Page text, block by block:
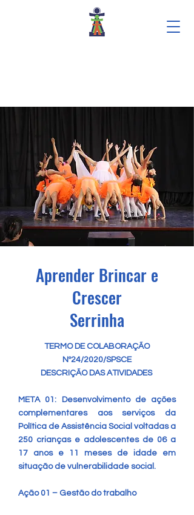
Aprender Brincar e
Crescer
Serrinha
TERMO DE COLABORAÇÃO
Nº24/2020/SPSCE
DESCRIÇÃO DAS ATIVIDADES
META 01: Desenvolvimento de ações
complementares aos serviços da
Política de Assistência Social voltadas a
250 crianças e adolescentes de 06 a
17 anos e 11 meses de idade em
situação de vulnerabilidade social.
Ação 01 – Gestão do trabalho